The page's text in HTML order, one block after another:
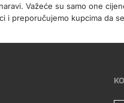
Važeće su samo one
i preporučujemo kupcima da